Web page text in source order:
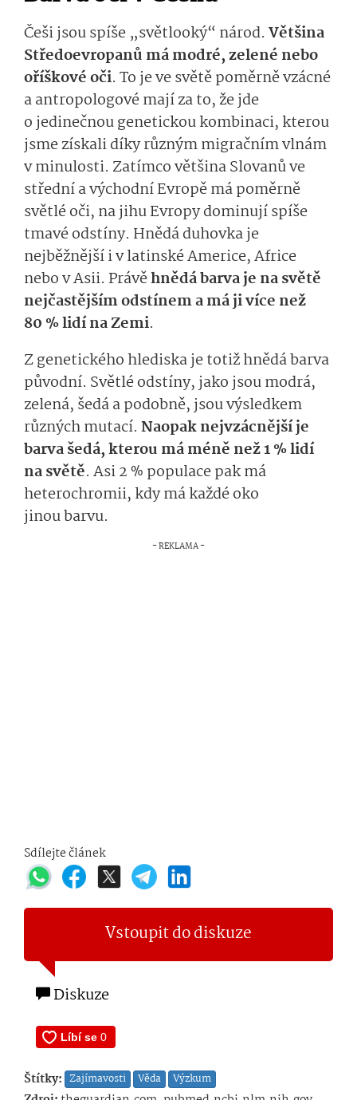
Češi jsou spíše „světlooký“ národ. Většina
Středoevropanů má modré, zelené nebo
oříškové oči. To je ve světě poměrně vzácné
a antropologové mají za to, že jde
o jedinečnou genetickou kombinaci, kterou
jsme získali díky různým migračním vlnám
v minulosti. Zatímco většina Slovanů ve
střední a východní Evropě má poměrně
světlé oči, na jihu Evropy dominují spíše
tmavé odstíny. Hnědá duhovka je
nejběžnější i v latinské Americe, Africe
nebo v Asii. Právěhnědá barva je na světě
nejčastějším odstínem a má ji více než
80 % lidí na Zemi.
Z genetického hlediska je totiž hnědá barva
původní. Světlé odstíny, jako jsou modrá,
zelená, šedá a podobně, jsou výsledkem
různých mutací. Naopak nejvzácnější je
barva šedá, kterou má méně než 1 % lidí
na světě. Asi 2 % populace pak má
heterochromii, kdy má každé oko
jinou barvu.
Sdílejte článek
Vstoupit do diskuze
Diskuze
Štítky: Zajímavosti Věda Výzkum